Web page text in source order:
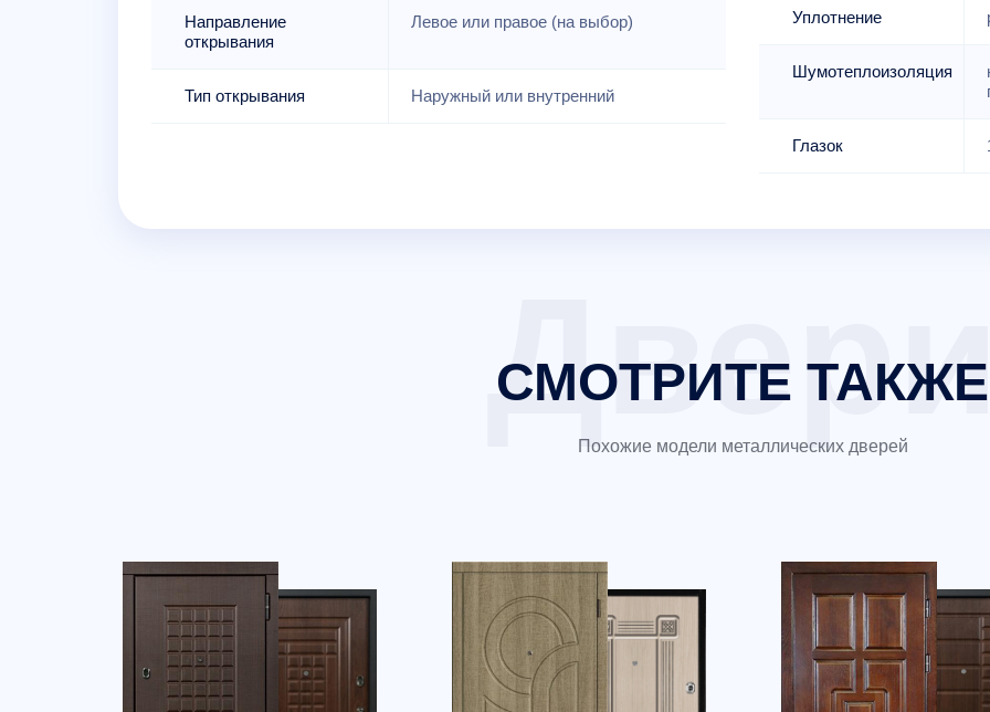
Направление
открывания
Левое или правое (на выбор)
Тип открывания Наружный или внутренний
Уплотнение
Шумотеплоизоляция
Глазок
СМОТРИТЕ ТАКЖЕ
Похожие модели металлических дверей